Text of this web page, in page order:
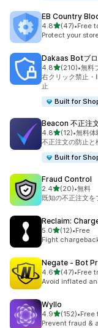
EB Country
4.85つ星中
(47)
合計レビュー数：
•Free
Protect your
Dakaas Botブ
4.85つ星中
(210)
合計レビュー数：
•無料
右クリック禁止
止
Built for
Beacon 不正注
4.85つ星中
(12)
合計レビュー数：
•無料体
不正注文の防止と
Built for
Fraud Control
2.45つ星中
(20)
合計レビュー数：
•無料
既知の不正注文を
Reclaim:
5.05つ星中
(12)
合計レビュー数：
•Free
Fight
Negate ‑ Bot
4.65つ星中
(47)
合計レビュー数：
•Free
Avoid inflated
Wyllo
4.95つ星中
(152)
合計レビュー数：
•Free
Prevent fraud &